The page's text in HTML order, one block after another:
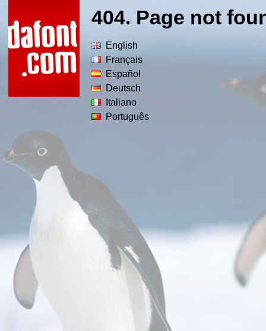
404. Page not
English
Français
Español
Deutsch
Italiano
Português